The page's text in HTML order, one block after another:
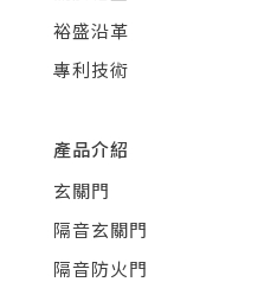
裕盛沿革
專利技術
產品介紹
玄關門
隔音玄關門
隔音防火門